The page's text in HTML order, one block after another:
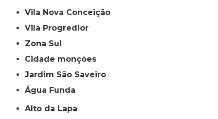
Vila Nova Conceição
Vila Progredior
Zona Sul
cidade monções
jardim São Saveiro
Água Funda
Alto da Lapa